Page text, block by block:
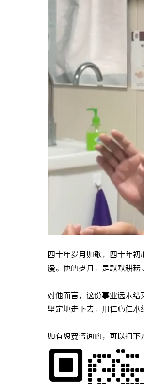
四十年岁月如歌，四十年
漫。他的岁月，是默默耕耘
对他而言，这份事业远未
坚定地走下去，用仁心仁术
如有想要咨询的，可以扫下